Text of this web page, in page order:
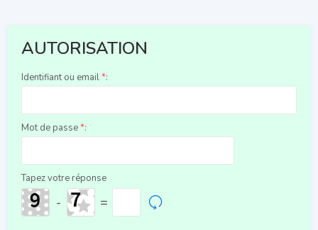
AUTORISATION
Identifiant ou email*:
Mot de passe*:
Tapez votre réponse
- =